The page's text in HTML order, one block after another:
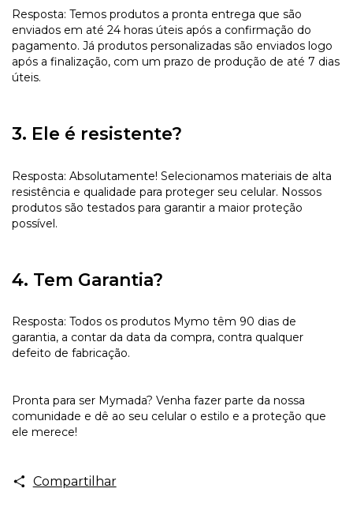
Resposta: Temos produtos a pronta entrega que são
enviados em até 24 horas úteis após a confirmação do
pagamento. Já produtos personalizadas são enviados logo
após a finalização, com um prazo de produção de até 7 dias
úteis.
3. Ele é resistente?
Resposta: Absolutamente! Selecionamos materiais de alta
resistência e qualidade para proteger seu celular. Nossos
produtos são testados para garantir a maior proteção
possível.
4. Tem Garantia?
Resposta: Todos os produtos Mymo têm 90 dias de
garantia, a contar da data da compra, contra qualquer
defeito de fabricação.
Pronta para ser Mymada? Venha fazer parte da nossa
comunidade e dê ao seu celular o estilo e a proteção que
ele merece!
Compartilhar